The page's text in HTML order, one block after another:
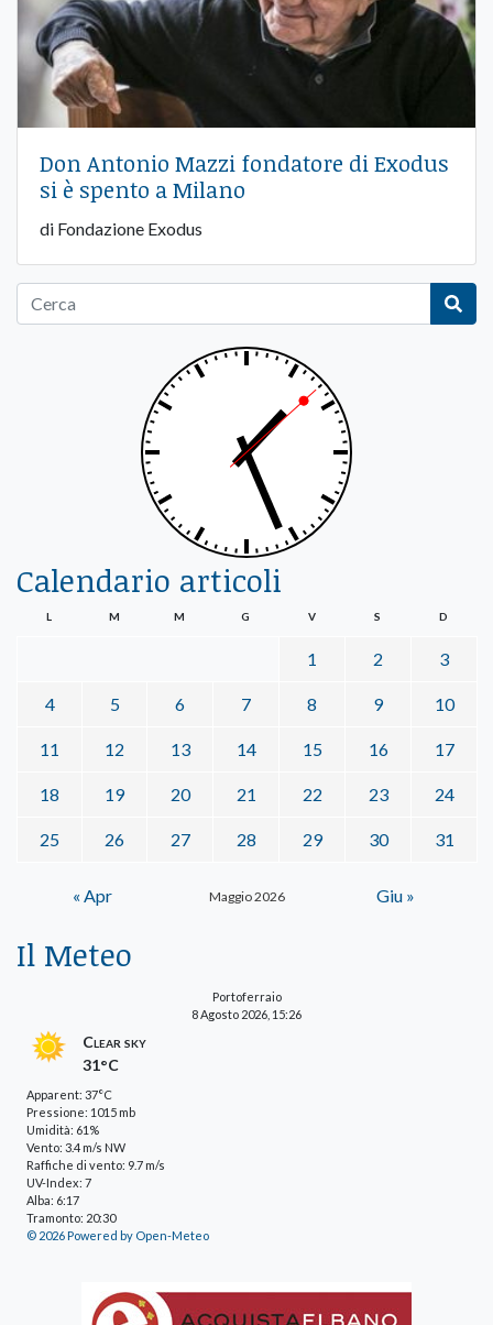
Don Antonio Mazzi fondatore di Exodus
si è spento a Milano
di Fondazione Exodus
Calendario articoli
Maggio 2026
L M M G V S D
1 2 3
4 5 6 7 8 9 10
11 12 13 14 15 16 17
18 19 20 21 22 23 24
25 26 27 28 29 30 31
« Apr Giu »
Il Meteo
Portoferraio
8 Agosto 2026, 15:26
Clear sky
31°C
Apparent: 37°C
Pressione: 1015 mb
Umidità: 61%
Vento: 3.4 m/s NW
Raffiche di vento: 9.7 m/s
UV-Index: 7
Alba: 6:17
Tramonto: 20:30
© 2026 Powered by Open-Meteo